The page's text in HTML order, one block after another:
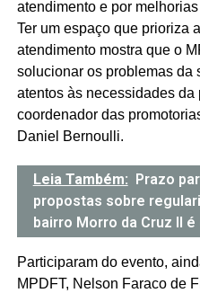
atendimento e por
Ter um espaço que prioriza
atendimento mostra que o
solucionar os problemas da
atentos às necessidades da
coordenador das
Daniel Bernoulli.
Leia Também: Prazo
propostas sobre
bairro Morro da Cruz II
Participaram do evento,
MPDFT, Nelson Faraco de